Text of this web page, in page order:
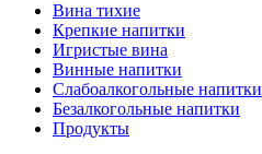
Вина тихие
Крепкие напитки
Игристые вина
Винные напитки
Слабоалкогольные напитки
Безалкогольные напитки
Продукты